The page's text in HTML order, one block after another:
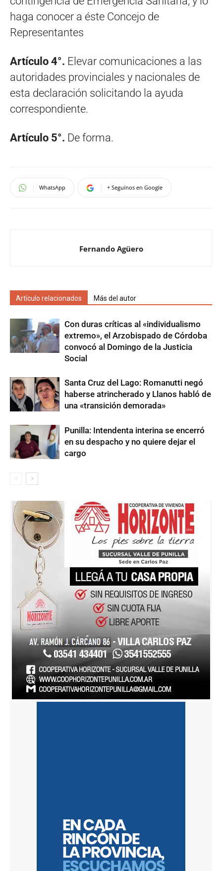
haga conocer a éste Concejo de
Representantes
Artículo 4°. Elevar comunicaciones a las
autoridades provinciales y nacionales de
esta declaración solicitando la ayuda
correspondiente.
Artículo 5°. De forma.
WhatsApp + Seguinos en Google
Fernando Agüero
Artículo relacionados Más del autor
Con duras críticas al «individualismo
extremo», el Arzobispado de Córdoba
convocó al Domingo de la Justicia
Social
Santa Cruz del Lago: Romanutti negó
haberse atrincherado y Llanos habló de
una «transición demorada»
Punilla: Intendenta interina se encerró
en su despacho y no quiere dejar el
cargo